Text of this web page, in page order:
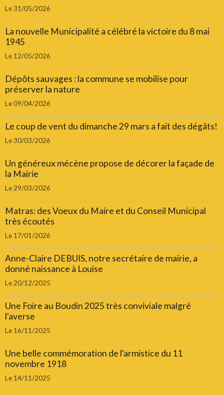
Le 31/05/2026
La nouvelle Municipalité a célébré la victoire du 8 mai
1945
Le 12/05/2026
Dépôts sauvages : la commune se mobilise pour
préserver la nature
Le 09/04/2026
Le coup de vent du dimanche 29 mars a fait des dégâts!
Le 30/03/2026
Un généreux mécène propose de décorer la façade de
la Mairie
Le 29/03/2026
Matras: des Voeux du Maire et du Conseil Municipal
très écoutés
Le 17/01/2026
Anne-Claire DEBUIS, notre secrétaire de mairie, a
donné naissance à Louise
Le 20/12/2025
Une Foire au Boudin 2025 très conviviale malgré
l'averse
Le 16/11/2025
Une belle commémoration de l'armistice du 11
novembre 1918
Le 14/11/2025